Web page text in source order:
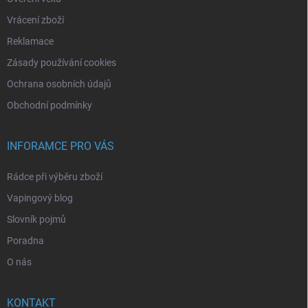
Vrácení zboží
Reklamace
Zásady používání cookies
Ochrana osobních údajů
Obchodní podmínky
INFORAMCE PRO VÁS
Rádce při výběru zboží
Vapingový blog
Slovník pojmů
Poradna
O nás
KONTAKT